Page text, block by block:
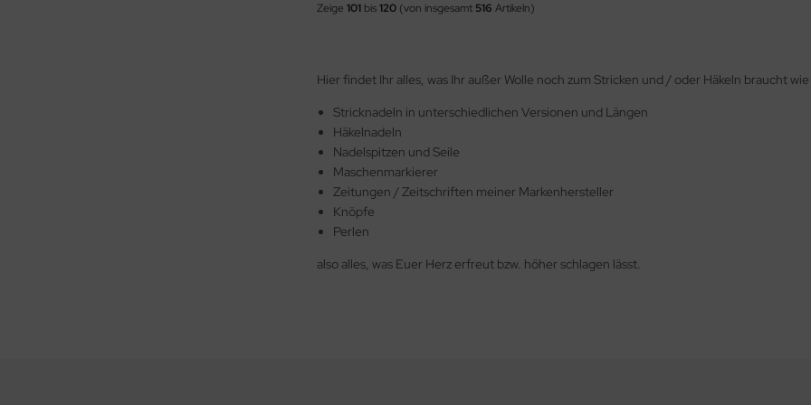
Zeige 101 bis120 (von insgesamt 516 Artikeln)
Hier findet Ihr alles, was Ihr außer Wolle noch zum Stricken und / oder Häkeln braucht wie
Stricknadeln in unterschiedlichen Versionen und Längen
Häkelnadeln
Nadelspitzen und Seile
Maschenmarkierer
Zeitungen / Zeitschriften meiner Markenhersteller
Knöpfe
Perlen
also alles, was Euer Herz erfreut bzw. höher schlagen lässt.